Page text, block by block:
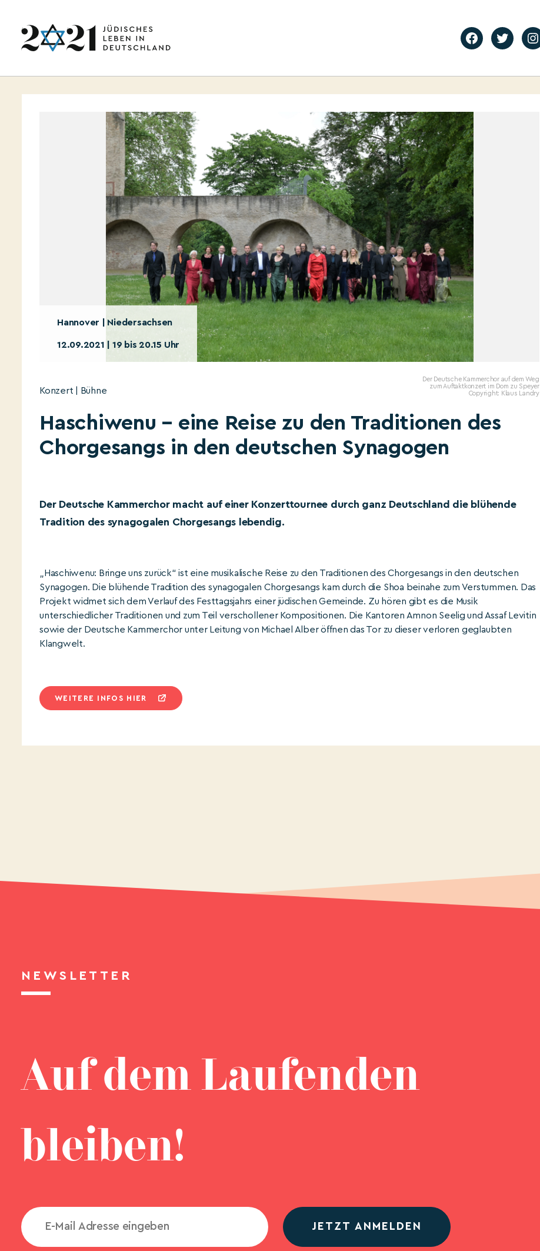
Hannover | Niedersachsen
12.09.2021 | 19 bis 20.15 Uhr
Der Deutsche Kammerchor auf dem Weg
zum Auftaktkonzert im Dom zu Speyer
Copyright: Klaus Landry
Konzert | Bühne
Haschiwenu – eine Reise zu den Traditionen des
Chorgesangs in den deutschen Synagogen
Der Deutsche Kammerchor macht auf einer Konzerttournee durch ganz Deutschland die blühende
Tradition des synagogalen Chorgesangs lebendig.
„Haschiwenu: Bringe uns zurück“ ist eine musikalische Reise zu den Traditionen des Chorgesangs in den deutschen
Synagogen. Die blühende Tradition des synagogalen Chorgesangs kam durch die Shoa beinahe zum Verstummen. Das
Projekt widmet sich dem Verlauf des Festtagsjahrs einer jüdischen Gemeinde. Zu hören gibt es die Musik
unterschiedlicher Traditionen und zum Teil verschollener Kompositionen. Die Kantoren Amnon Seelig und Assaf Levitin
sowie der Deutsche Kammerchor unter Leitung von Michael Alber öffnen das Tor zu dieser verloren geglaubten
Klangwelt.
WEITERE INFOS HIER
NEWSLETTER
Auf dem Laufenden
bleiben!
JETZT ANMELDEN